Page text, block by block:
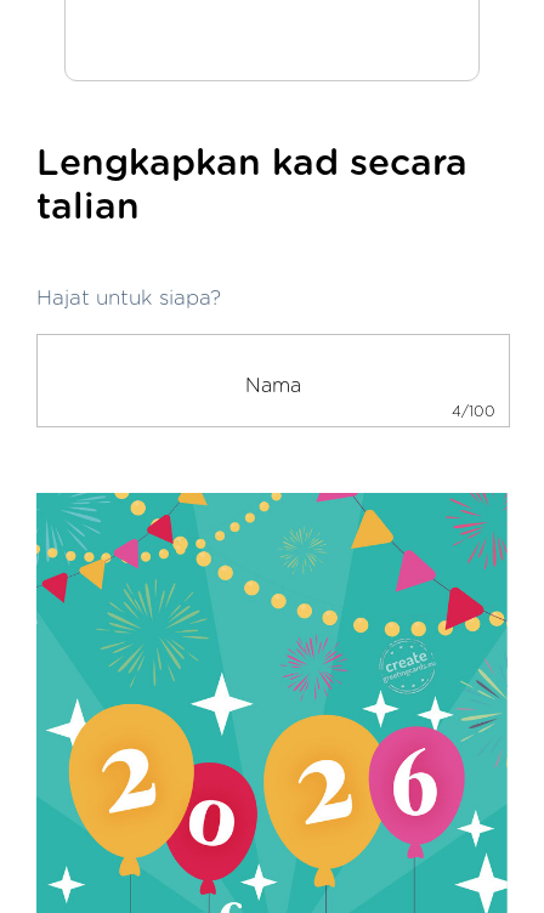
Lengkapkan kad secara
talian
Hajat untuk siapa?
4/100